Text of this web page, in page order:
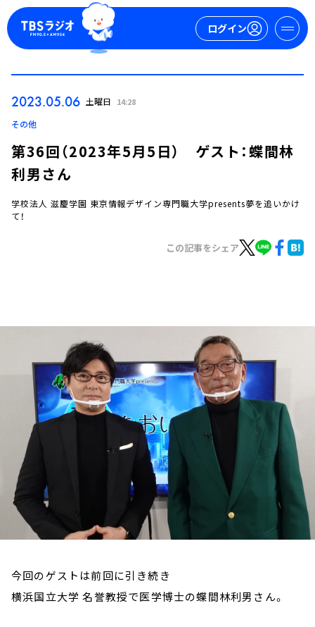
ログイン
お知らせ
イベント・グッズ
YouTube
会社情報
2023.05.06 土曜日 14:28
その他
第36回（2023年5月5日） ゲスト：蝶間林
利男さん
学校法人 滋慶学園 東京情報デザイン専門職大学presents夢を追いかけ
て！
この記事をシェア
今回のゲストは前回に引き続き
横浜国立大学 名誉教授で医学博士の蝶間林利男さん。